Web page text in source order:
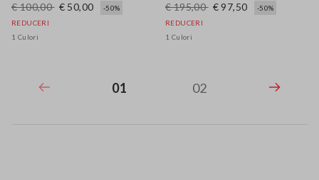
€ 100,00 € 50,00
-50%
REDUCERI
1 Culori
€ 195,00 € 97,50
-50%
REDUCERI
1 Culori
01 02